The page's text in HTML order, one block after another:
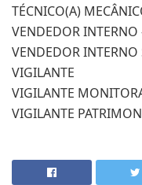
TÉCNICO(A)
VENDEDOR INTERNO
VENDEDOR INTERNO
VIGILANTE
VIGILANTE
VIGILANTE